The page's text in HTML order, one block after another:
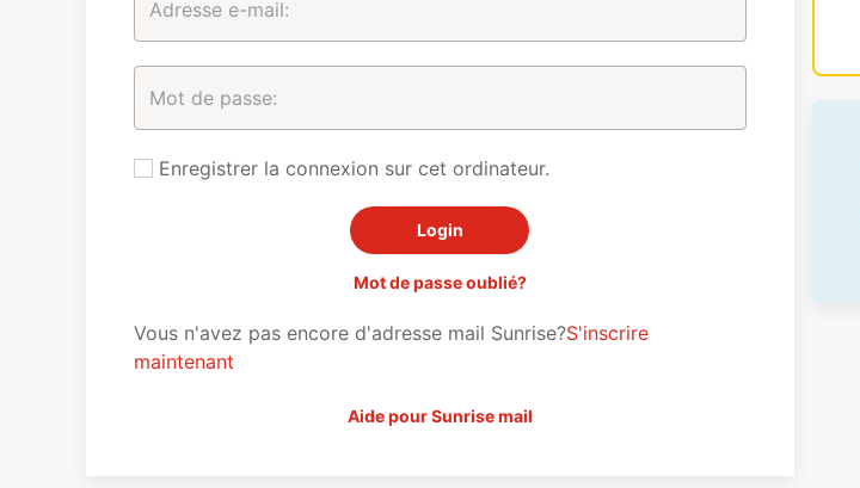
Enregistrer la connexion sur cet ordinateur.
Mot de passe oublié?
Vous n'avez pas encore d'adresse mail Sunrise?S'inscrire
maintenant
Aide pour Sunrise mail